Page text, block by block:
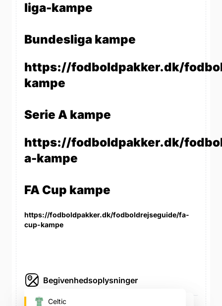
liga-kampe
Bundesliga kampe
https://fodboldpakker.dk/
kampe
Serie A kampe
https://fodboldpakker.dk/
a-kampe
FA Cup kampe
https://fodboldpakker.dk/fodboldrejseguide/fa-
cup-kampe
Begivenhedsoplysninger
Celtic Park (Celtic's fodboldstadion)
Celtic